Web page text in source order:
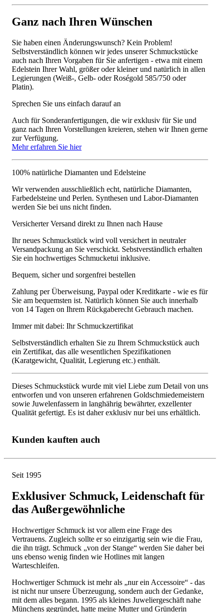
Ganz nach Ihren Wünschen
Sie haben einen Änderungswunsch? Kein Problem!
Selbstverständlich können wir jedes unserer Schmuckstücke
auch nach Ihren Vorgaben für Sie anfertigen - etwa mit einem
Edelstein Ihrer Wahl, größer oder kleiner und natürlich in allen
Legierungen (Weiß-, Gelb- oder Roségold 585/750 oder
Platin).
Sprechen Sie uns einfach darauf an
Auch für Sonderanfertigungen, die wir exklusiv für Sie und
ganz nach Ihren Vorstellungen kreieren, stehen wir Ihnen gerne
zur Verfügung.
Mehr erfahren Sie hier
100% natürliche Diamanten und Edelsteine
Wir verwenden ausschließlich echt, natürliche Diamanten,
Farbedelsteine und Perlen. Synthesen und Labor-Diamanten
werden Sie bei uns nicht finden.
Versicherter Versand direkt zu Ihnen nach Hause
Ihr neues Schmuckstück wird voll versichert in neutraler
Versandpackung an Sie verschickt. Sebstverständlich erhalten
Sie ein hochwertiges Schmucketui inklusive.
Bequem, sicher und sorgenfrei bestellen
Zahlung per Überweisung, Paypal oder Kreditkarte - wie es für
Sie am bequemsten ist. Natürlich können Sie auch innerhalb
von 14 Tagen on Ihrem Rückgaberecht Gebrauch machen.
Immer mit dabei: Ihr Schmuckzertifikat
Selbstverständlich erhalten Sie zu Ihrem Schmuckstück auch
ein Zertifikat, das alle wesentlichen Spezifikationen
(Karatgewicht, Qualität, Legierung etc.) enthält.
Dieses Schmuckstück wurde mit viel Liebe zum Detail von uns
entworfen und von unseren erfahrenen Goldschmiedemeistern
sowie Juwelenfassern in langhährig bewährter, exzellenter
Qualität gefertigt. Es ist daher exklusiv nur bei uns erhältlich.
Kunden kauften auch
Seit 1995
Exklusiver Schmuck, Leidenschaft für
das Außergewöhnliche
Hochwertiger Schmuck ist vor allem eine Frage des
Vertrauens. Zugleich sollte er so einzigartig sein wie die Frau,
die ihn trägt. Schmuck „von der Stange“ werden Sie daher bei
uns ebenso wenig finden wie Hotlines mit langen
Warteschleifen.
Hochwertiger Schmuck ist mehr als „nur ein Accessoire“ - das
ist nicht nur unsere Überzeugung, sondern auch der Gedanke,
mit dem alles begann. 1995 als kleines Juweliergeschäft nahe
Münchens gegründet, hatte meine Mutter und Gründerin